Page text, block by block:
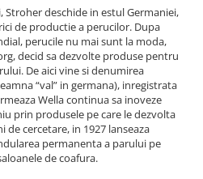
deschide in estul Germaniei,
de productie a perucilor. Dupa
perucile nu mai sunt la moda,
decid sa dezvolte produse pentru
De aici vine si denumirea
“val” in germana), inregistrata
Wella continua sa inoveze
prin produsele pe care le dezvolta
de cercetare, in 1927 lanseaza
permanenta a parului pe
de coafura.